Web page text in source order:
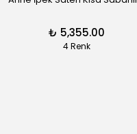
₺ 5,355.00
4 Renk